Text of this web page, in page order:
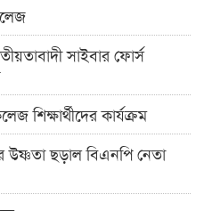
সাইবার ফোর্স
শিক্ষার্থীদের কার্যক্রম
উষ্ণতা ছড়াল বিএনপি নেতা